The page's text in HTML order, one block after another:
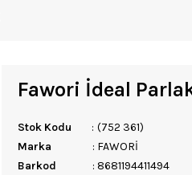
Fawori İdeal
Stok Kodu
(752 361)
Marka
: FAWORİ
Barkod
: 8681194411494